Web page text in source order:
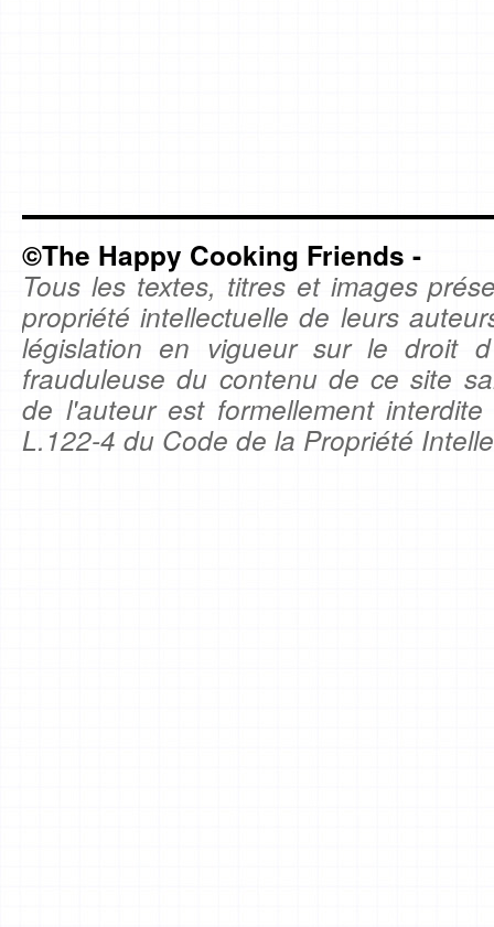
©The Happy Cooking Friends -
Tous les textes, titres et images
propriété intellectuelle de leurs
législation en vigueur sur le droit
frauduleuse du contenu de ce site
de l'auteur est formellement
L.122-4 du Code de la Propriété